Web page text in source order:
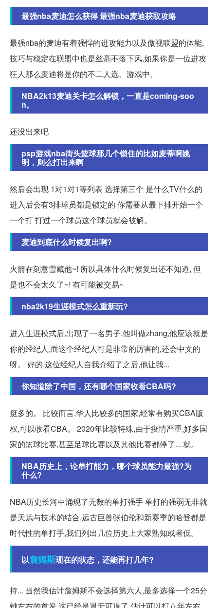
最强nba麦迪怎么获得 最强nba麦迪获取攻略
最强nba的麦迪有着强悍的进攻能力以及傲视联盟的体能,
技巧与稳定在联盟中也是丝毫不落下风,如果你是一位进攻
狂人那么麦迪将是你的不二人选。游戏中。
NBA2k13麦迪关卡怎么解锁，一直是coming-soo
n。
还没出来吧
psp游戏nba街头篮球那几个锁住的比如麦蒂啊姚
明，则么打出来啊
然后会出现 1对1对1等列表 选择第三个 是什么TV什么的
进入后会有3排球员都是锁定的 你需要从最下排开始一个
一个打 打过一个球员这个球员就会被解。
麦迪到底什么时候复出啊?
火箭在刻意雪藏他~! 所以具体什么时候复出还不知道, 但
是也不会太久了~! 有可能被交易~
nba2k19生涯模式怎么重新玩?
进入生涯模式后,出现了一名男子,他叫做zhang,他应该就是
你的经纪人,而这个经纪人可是非常的厉害的,还会中文的
呀。 好的,这位经纪人自我介绍了之后,他让我...
你知道除了中国，还有哪个国家收看CBA吗?
挺多的。 比较而言,华人比较多的国家,经常有购买CBA版
权,可以收看CBA。 2020年比较特殊,由于疫情严重,好多国
家的篮球比赛,甚至足球比赛以及其他比赛都停了... 就。
NBA历史上，论单打能力，哪个球员能力最强?为
什么?
NBA历史长河中涌现了无数的单打强手 单打的强弱无非就
是天赋与技术的结合,远古巨兽张伯伦和新赛季的哈登都是
时代性的单打手,我们列出几位历史上大家熟知或者低。
以詹姆斯现在的状态，还能再打几年?
持... 当然我估计詹姆斯不会选择第六人,最多选择一个25分
钟左右的首发,这已经是退无可退了,估计可以打八年左右,